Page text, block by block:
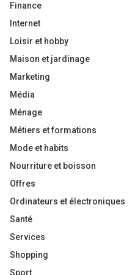
Finance
Internet
Loisir et hobby
Maison et jardinage
Marketing
Média
Ménage
Métiers et formations
Mode et habits
Nourriture et boisson
Offres
Ordinateurs et électroniques
Santé
Services
Shopping
Sport